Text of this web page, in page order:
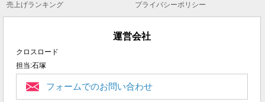
売上げランキング
プライバシーポリシー
運営会社
クロスロード
担当:石塚
フォームでのお問い合わせ